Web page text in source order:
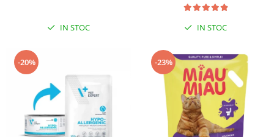
IN STOC IN STOC
-20% -23%